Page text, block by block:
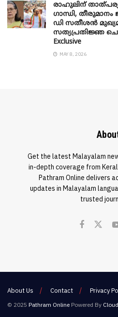
രാഹുലിന്
​ഗാന്ധി,
ഡി സതീശൻ
സത്യപ്രതിജ്ഞ
Exclusive
MAY 8, 2026
Get the latest Malayalam
in-depth coverage from
Pathram Online delivers
updates in Malayalam
trusted
About Us Contact Privacy
© 2025 Pathram Online Powered By